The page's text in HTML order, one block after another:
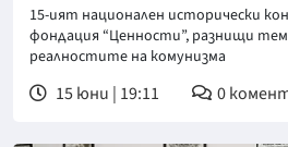
15-ият национален исторически
фондация “Ценности”, разнищи
реалностите на комунизма
15 юни | 19:11 0